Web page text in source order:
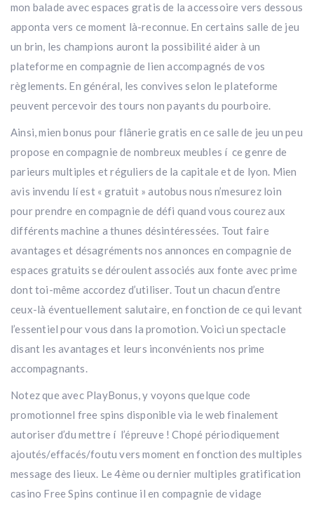
mon balade avec espaces gratis de la accessoire vers dessous
apponta vers ce moment là-reconnue. En certains salle de jeu
un brin, les champions auront la possibilité aider à un
plateforme en compagnie de lien accompagnés de vos
règlements. En général, les convives selon le plateforme
peuvent percevoir des tours non payants du pourboire.
Ainsi, mien bonus pour flânerie gratis en ce salle de jeu un peu
propose en compagnie de nombreux meubles í ce genre de
parieurs multiples et réguliers de la capitale et de lyon. Mien
avis invendu lí est « gratuit » autobus nous n’mesurez loin
pour prendre en compagnie de défi quand vous courez aux
différents machine a thunes désintéressées. Tout faire
avantages et désagréments nos annonces en compagnie de
espaces gratuits se déroulent associés aux fonte avec prime
dont toi-même accordez d’utiliser. Tout un chacun d’entre
ceux-là éventuellement salutaire, en fonction de ce qui levant
l’essentiel pour vous dans la promotion. Voici un spectacle
disant les avantages et leurs inconvénients nos prime
accompagnants.
Notez que avec PlayBonus, y voyons quelque code
promotionnel free spins disponible via le web finalement
autoriser d’du mettre í l’épreuve ! Chopé périodiquement
ajoutés/effacés/foutu vers moment en fonction des multiples
message des lieux. Le 4ème ou dernier multiples gratification
casino Free Spins continue il en compagnie de vidage